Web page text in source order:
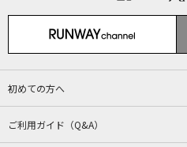
初めての方へ
ご利用ガイド（Q&A）